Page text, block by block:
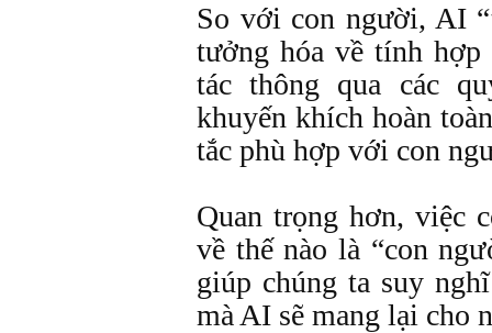
So với con người, AI
tưởng hóa về tính
tác thông qua các
khuyến khích hoàn
tắc phù hợp với con
Quan trọng hơn, việc
về thế nào là “con
giúp chúng ta suy
mà AI sẽ mang lại cho